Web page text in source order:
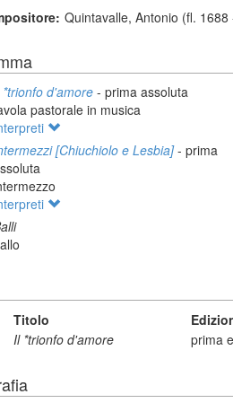
Quintavalle, Antonio (fl. 1688
d'amore- prima assoluta
pastorale in musica
[Chiuchiolo e Lesbia]- prima
Titolo
Il *trionfo d'amore prima